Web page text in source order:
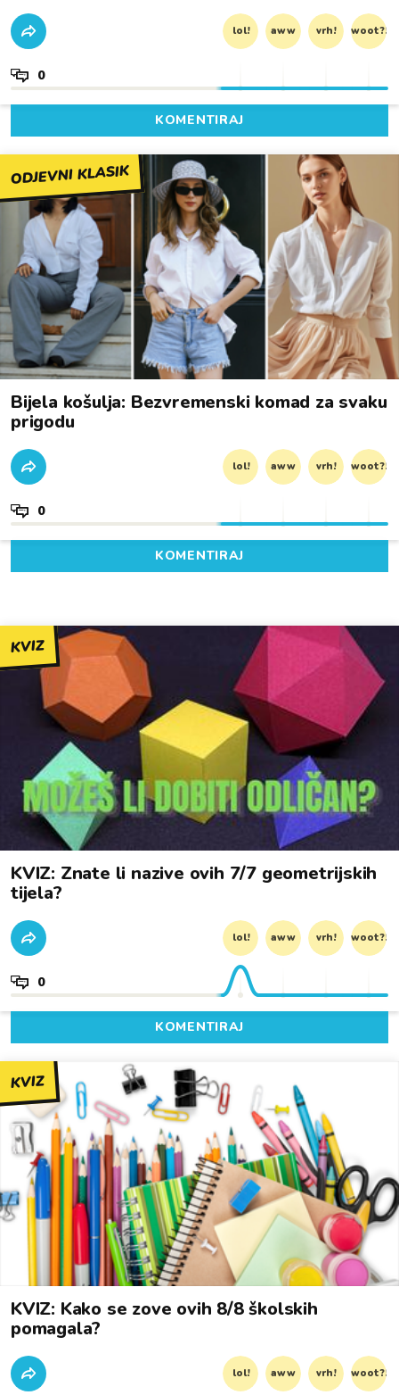
lol! aww vrh! woot?!
0
KOMENTIRAJ
ODJEVNI KLASIK
Bijela košulja: Bezvremenski komad za svaku
prigodu
lol! aww vrh! woot?!
0
KOMENTIRAJ
KVIZ
KVIZ: Znate li nazive ovih 7/7 geometrijskih
tijela?
lol! aww vrh! woot?!
0
KOMENTIRAJ
KVIZ
KVIZ: Kako se zove ovih 8/8 školskih
pomagala?
lol! aww vrh! woot?!